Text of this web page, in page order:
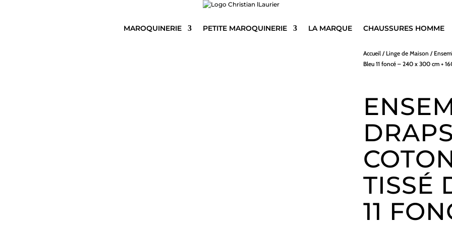
MAROQUINERIE PETITE MAROQUINERIE LA MARQUE CHAUSSURES HOMME
Accueil / Linge de Maison /
Bleu 11 foncé – 240 x 300 cm +
TISSÉ
11